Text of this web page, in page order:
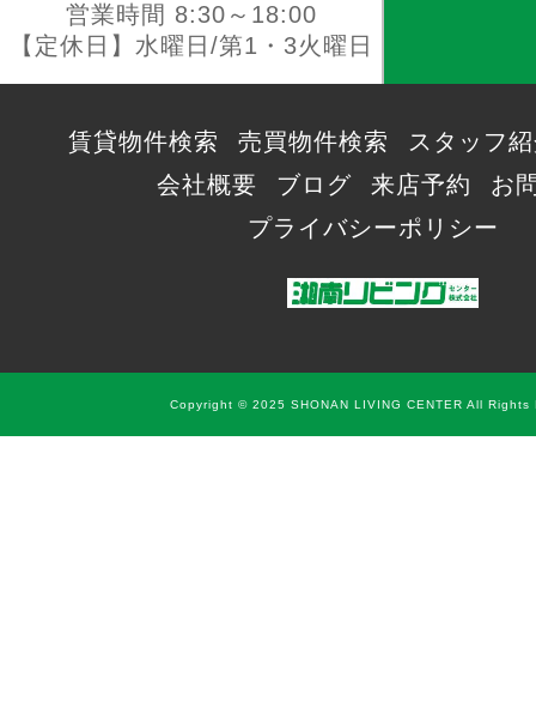
営業時間 8:30～18:00
【定休日】水曜日/第1・3火曜日
賃貸物件検索 売買物件検索
スタッフ
会社概要
ブログ 来店予約
お
プライバシーポリシー
Copyright © 2025 SHONAN LIVING CENTER All Rights